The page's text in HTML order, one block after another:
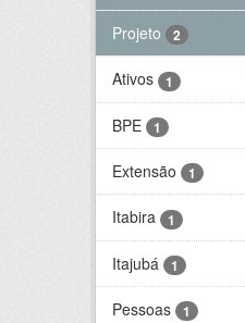
Projeto 2
Ativos 1
BPE 1
Extensão 1
Itabira 1
Itajubá 1
Pessoas 1